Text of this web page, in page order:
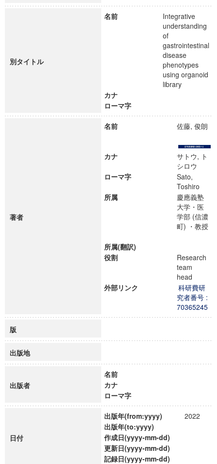
別タイトル
名前
Integrative
understanding
of
gastrointestinal
disease
phenotypes
using organoid
library
カナ
ローマ字
著者
名前 佐藤, 俊朗
カナ
サトウ, ト
シロウ
ローマ字
Sato,
Toshiro
所属
慶應義塾
大学・医
学部 (信濃
町) ・教授
所属(翻訳)
役割
Research
team
head
外部リンク
科研費研
究者番号 :
70365245
版
出版地
出版者
名前
カナ
ローマ字
日付
出版年(from:yyyy)
2022
出版年(to:yyyy)
作成日(yyyy-mm-dd)
更新日(yyyy-mm-dd)
記録日(yyyy-mm-dd)